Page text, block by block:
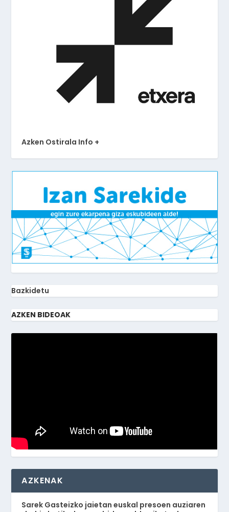
Azken Ostirala Info +
Bazkidetu
AZKEN BIDEOAK
AZKENAK
Sarek Gasteizko jaietan euskal presoen auziaren